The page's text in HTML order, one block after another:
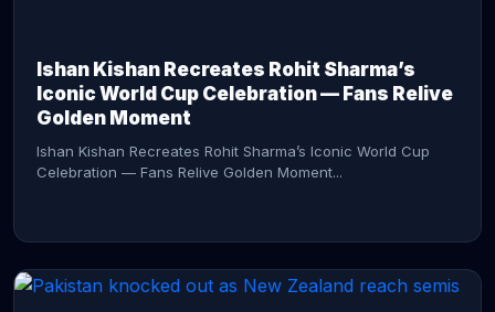
Ishan Kishan Recreates Rohit Sharma’s
Iconic World Cup Celebration — Fans Relive
Golden Moment
Ishan Kishan Recreates Rohit Sharma’s Iconic World Cup
Celebration — Fans Relive Golden Moment...